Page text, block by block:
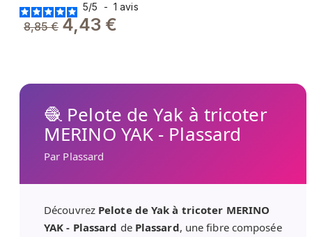
5/5 - 1avis
8,85 € 4,43 €
🧶 Pelote de Yak à tricoter
MERINO YAK - Plassard
Par Plassard
Découvrez Pelote de Yak à tricoter MERINO
YAK - Plassard de Plassard, une fibre composée